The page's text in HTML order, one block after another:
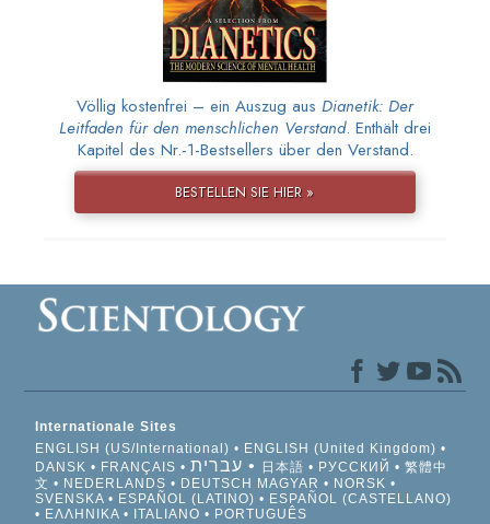
Völlig kostenfrei – ein Auszug aus Dianetik: Der
Leitfaden für den menschlichen Verstand. Enthält drei
Kapitel des Nr.-1-Bestsellers über den Verstand.
BESTELLEN SIE HIER »
Internationale Sites
ENGLISH (US/International)
ENGLISH (United Kingdom)
DANSK
FRANÇAIS עברית 日本語 РУССКИЙ
繁體中
文
NEDERLANDS DEUTSCH MAGYAR
NORSK
SVENSKA
ESPAÑOL (LATINO)
ESPAÑOL (CASTELLANO)
ΕΛΛΗΝΙΚA
ITALIANO PORTUGUÊS